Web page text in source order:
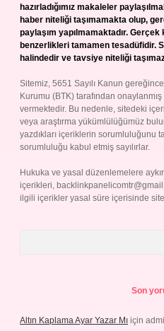
hazırladığımız makaleler
haber niteliği taşımamakta olup,
paylaşım yapılmamaktadır.
benzerlikleri tamamen tesadüfidir.
halindedir ve tavsiye niteliği
Sitemiz, 5651 Sayılı Kanun
Kurumu (BTK) tarafından
vermektedir. Bu nedenle, sitedeki
veya araştırma yükümlülüğümüz
yazdıkları içeriklerin sorumluluğunu
sorumluluğu kabul etmiş sayılırlar.
Hukuka ve yasal düzenlemelere
içerikleri,
ilgili içerikler yasal süre içerisinde
Son
Altın Kaplama Ayar Yazar Mı için